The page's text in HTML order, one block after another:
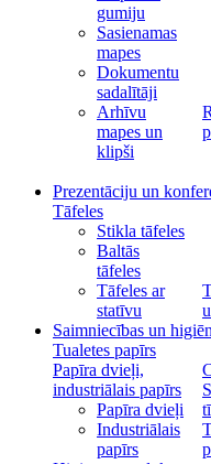
gumiju
Sasienamas
mapes
Dokumentu
sadalītāji
Arhīvu
mapes un
klipši
Prezentāciju un
Tāfeles
Stikla tāfeles
Baltās
tāfeles
Tāfeles ar
statīvu
Saimniecības un
Tualetes papīrs
Papīra dvieļi,
industriālais papīrs
Papīra dvieļi
Industriālais
papīrs